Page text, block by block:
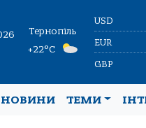
Тернопіль
+22°C
USD
EUR
GBP
НОВИНИ ТЕМИ